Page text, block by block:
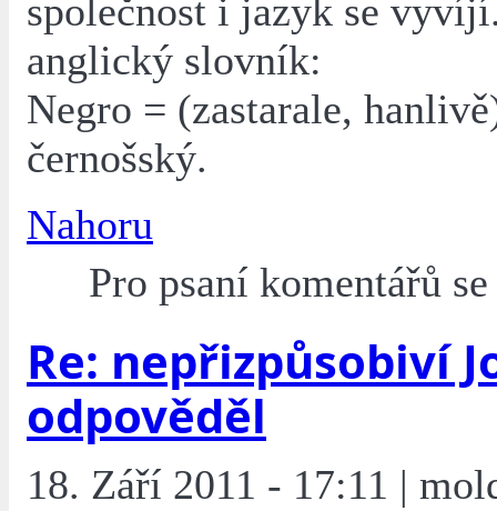
společnost i jazyk se
anglický slovník:
Negro = (zastarale,
černošský.
Nahoru
Pro psaní komentářů
Re: nepřizpůsobiví
odpověděl
18. Září 2011 - 17:11 |